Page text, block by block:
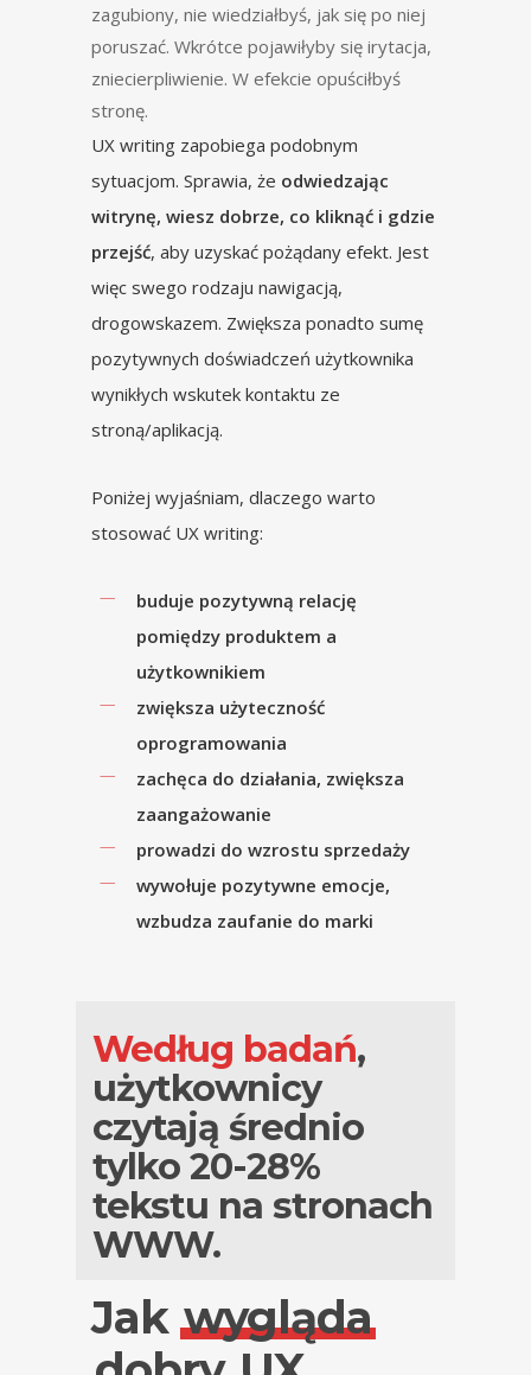
zagubiony, nie wiedziałbyś, jak się po niej
poruszać. Wkrótce pojawiłyby się irytacja,
zniecierpliwienie. W efekcie opuściłbyś
stronę.
UX writing zapobiega podobnym
sytuacjom. Sprawia, że odwiedzając
witrynę, wiesz dobrze, co kliknąć i gdzie
przejść, aby uzyskać pożądany efekt. Jest
więc swego rodzaju nawigacją,
drogowskazem. Zwiększa ponadto sumę
pozytywnych doświadczeń użytkownika
wynikłych wskutek kontaktu ze
stroną/aplikacją.
Poniżej wyjaśniam, dlaczego warto
stosować UX writing:
buduje pozytywną relację
pomiędzy produktem a
użytkownikiem
zwiększa użyteczność
oprogramowania
zachęca do działania, zwiększa
zaangażowanie
prowadzi do wzrostu sprzedaży
wywołuje pozytywne emocje,
wzbudza zaufanie do marki
Według badań,
użytkownicy
czytają średnio
tylko 20-28%
tekstu na stronach
WWW.
Jakwygląda